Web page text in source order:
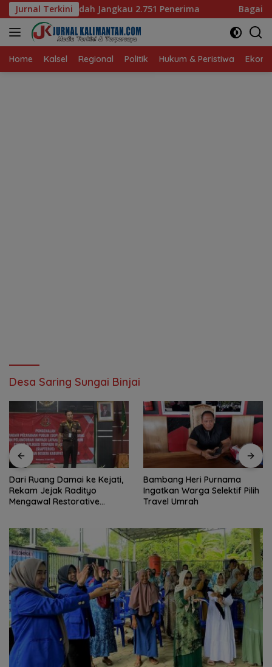
Langsung
ke
konten
Jurnal Terkini
2.751 Penerima Bagaimana KIP Hadapi Deepfake
Home Kalsel Regional Politik Hukum & Peristiwa
Desa Saring Sungai Binjai
Dari Ruang Damai ke Kejati,
Rekam Jejak Radityo
Mengawal Restorative
Bambang Heri Purnama
Ingatkan Warga Selektif Pilih
Travel Umrah